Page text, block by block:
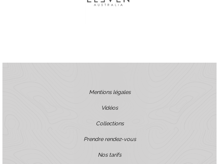
Mentions légales
Vidéos
Collections
Prendre rendez-vous
Nos tarifs